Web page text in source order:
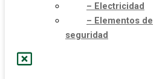
– Electricidad
– Elementos de
seguridad